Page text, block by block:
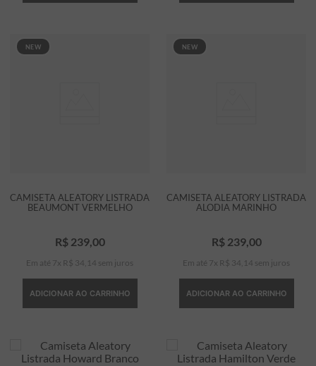
NEW
CAMISETA ALEATORY LISTRADA
BEAUMONT VERMELHO
R$ 239, 00
Em até 7 x R$ 34 14 sem juros
ADICIONAR AO CARRINHO
NEW
CAMISETA ALEATORY LISTRADA
ALODIA MARINHO
R$ 239, 00
Em até 7 x R$ 34 14 sem juros
ADICIONAR AO CARRINHO